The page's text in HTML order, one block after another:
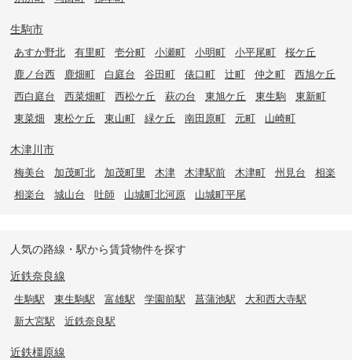
生駒市
あすか野北 有里町 壱分町 小瀬町 小明町 小平尾町
桜ケ丘
鹿ノ台西
鹿畑町 白庭台 谷田町 俵口町 辻町 仲之町
西旭ケ丘
西白庭台
西菜畑町 西松ケ丘 萩の台 東旭ケ丘 東生駒
東新町
東菜畑
東松ケ丘 東山町 緑ケ丘 南田原町 元町 山崎町
木津川市
梅美台 加茂町北 加茂町里 木津 木津駅前 木津町 州見台
相楽
相楽台
城山台 吐師 山城町北河原 山城町平尾
人気の路線・駅から賃貸物件を探す
近鉄奈良線
生駒駅 東生駒駅 富雄駅 学園前駅 菖蒲池駅
大和西大寺駅
新大宮駅
近鉄奈良駅
近鉄橿原線